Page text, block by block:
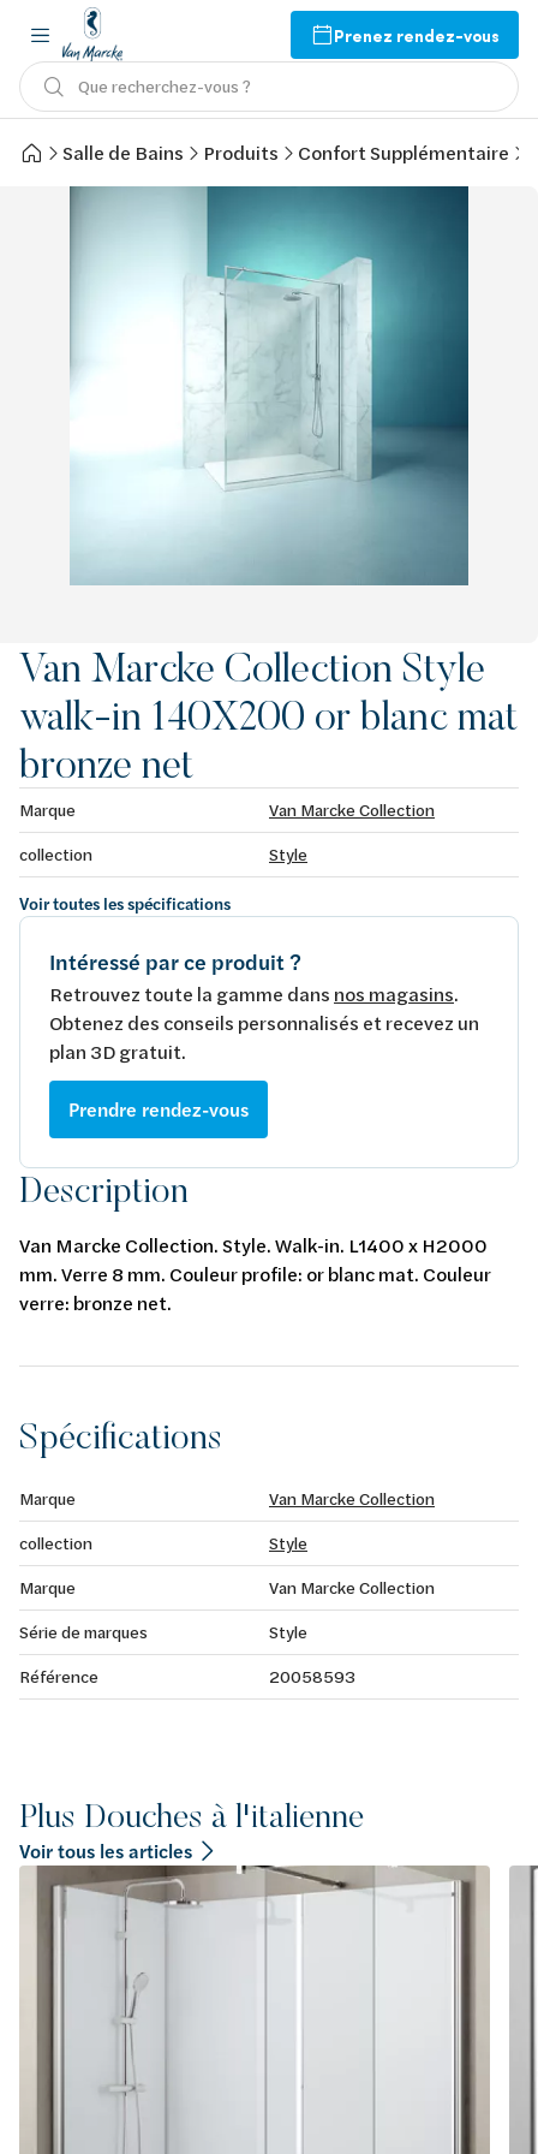
Prenez rendez-vous
Que recherchez-vous ?
Salle de Bains Produits Confort Supplémentaire
Van Marcke Collection Style
walk-in 140X200 or blanc mat
bronze net
Marque
Van Marcke Collection
collection
Style
Voir toutes les spécifications
Intéressé par ce produit ?
Retrouvez toute la gamme dans nos magasins.
Obtenez des conseils personnalisés et recevez un
plan 3D gratuit.
Prendre rendez-vous
Description
Van Marcke Collection. Style. Walk-in. L1400 x H2000
mm. Verre 8 mm. Couleur profile: or blanc mat. Couleur
verre: bronze net.
Spécifications
Marque
Van Marcke Collection
collection
Style
Marque
Van Marcke Collection
Série de marques
Style
Référence
20058593
Plus Douches à l'italienne
Voir tous les articles